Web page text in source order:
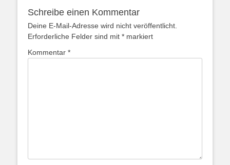
Schreibe einen Kommentar
Deine E-Mail-Adresse wird nicht veröffentlicht.
Erforderliche Felder sind mit * markiert
Kommentar *